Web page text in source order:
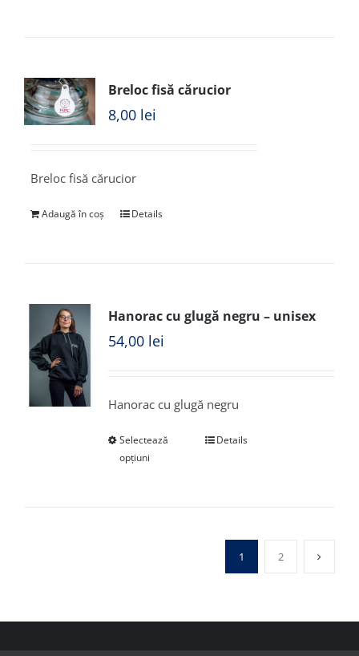
Breloc fisă cărucior
8,00 lei
Breloc fisă cărucior
Adaugă în coș Details
Hanorac cu glugă negru – unisex
54,00 lei
Hanorac cu glugă negru
Selectează
opțiuni
Details
1 2